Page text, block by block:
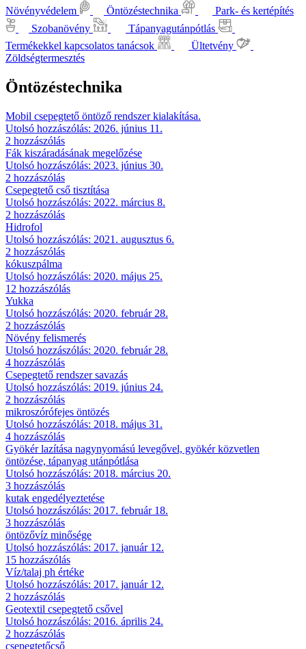
Növényvédelem
Öntözéstechnika
Park- és kertépítés
Szobanövény
Tápanyagutánpótlás
Termékekkel kapcsolatos tanácsok
Ültetvény
Zöldségtermesztés
Öntözéstechnika
Mobil csepegtető öntöző rendszer kialakítása.
Utolsó hozzászólás: 2026. június 11.
2 hozzászólás
Fák kiszáradásának megelőzése
Utolsó hozzászólás: 2023. június 30.
2 hozzászólás
Csepegtető cső tisztítása
Utolsó hozzászólás: 2022. március 8.
2 hozzászólás
Hidrofol
Utolsó hozzászólás: 2021. augusztus 6.
2 hozzászólás
kókuszpálma
Utolsó hozzászólás: 2020. május 25.
12 hozzászólás
Yukka
Utolsó hozzászólás: 2020. február 28.
2 hozzászólás
Növény felismerés
Utolsó hozzászólás: 2020. február 28.
4 hozzászólás
Csepegtető rendszer savazás
Utolsó hozzászólás: 2019. június 24.
2 hozzászólás
mikroszórófejes öntözés
Utolsó hozzászólás: 2018. május 31.
4 hozzászólás
Gyökér lazítása nagynyomású levegővel, gyökér közvetlen
öntözése, tápanyag utánpótlása
Utolsó hozzászólás: 2018. március 20.
3 hozzászólás
kutak engedélyeztetése
Utolsó hozzászólás: 2017. február 18.
3 hozzászólás
öntözővíz minősége
Utolsó hozzászólás: 2017. január 12.
15 hozzászólás
Víz/talaj ph értéke
Utolsó hozzászólás: 2017. január 12.
2 hozzászólás
Geotextil csepegtető csővel
Utolsó hozzászólás: 2016. április 24.
2 hozzászólás
csepegtetőcső